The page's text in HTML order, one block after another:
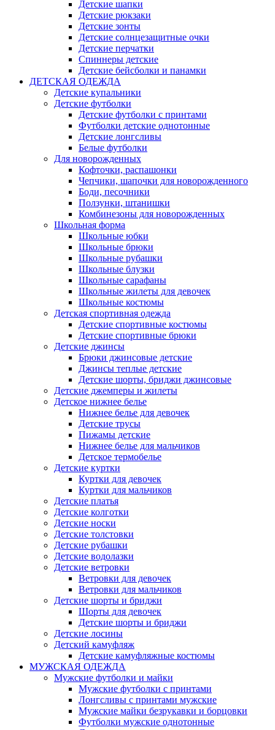
Детские шапки
Детские рюкзаки
Детские зонты
Детские солнцезащитные очки
Детские перчатки
Спиннеры детские
Детские бейсболки и панамки
ДЕТСКАЯ ОДЕЖДА
Детские купальники
Детские футболки
Детские футболки с принтами
Футболки детские однотонные
Детские лонгсливы
Белые футболки
Для новорожденных
Кофточки, распашонки
Чепчики, шапочки для новорожденного
Боди, песочники
Ползунки, штанишки
Комбинезоны для новорожденных
Школьная форма
Школьные юбки
Школьные брюки
Школьные рубашки
Школьные блузки
Школьные сарафаны
Школьные жилеты для девочек
Школьные костюмы
Детская спортивная одежда
Детские спортивные костюмы
Детские спортивные брюки
Детские джинсы
Брюки джинсовые детские
Джинсы теплые детские
Детские шорты, бриджи джинсовые
Детские джемперы и жилеты
Детское нижнее белье
Нижнее белье для девочек
Детские трусы
Пижамы детские
Нижнее белье для мальчиков
Детское термобелье
Детские куртки
Куртки для девочек
Куртки для мальчиков
Детские платья
Детские колготки
Детские носки
Детские толстовки
Детские рубашки
Детские водолазки
Детские ветровки
Ветровки для девочек
Ветровки для мальчиков
Детские шорты и бриджи
Шорты для девочек
Детские шорты и бриджи
Детские лосины
Детский камуфляж
Детские камуфляжные костюмы
МУЖСКАЯ ОДЕЖДА
Мужские футболки и майки
Мужские футболки с принтами
Лонгсливы с принтами мужские
Мужские майки безрукавки и борцовки
Футболки мужские однотонные